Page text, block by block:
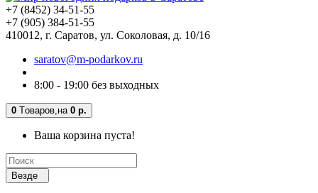
+7 (8452) 34-51-55
+7 (905) 384-51-55
410012, г. Саратов, ул. Соколовая, д. 10/16
saratov@m-podarkov.ru
8:00 - 19:00 без выходных
0 Tоваров, на 0 р.
Ваша корзина пуста!
Везде